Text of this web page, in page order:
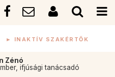
► INAKTÍV SZAKÉRTŐK
Zénó
ifjúsági tanácsadó